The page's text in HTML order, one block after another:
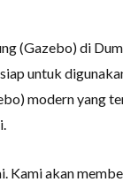
(Gazebo) di
untuk
modern yang
Kami akan